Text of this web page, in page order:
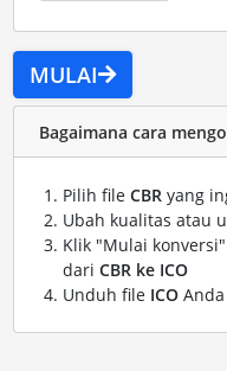
MULAI
Bagaimana cara
Pilih file CBRyang
Ubah kualitas atau
Klik "Mulai
dari CBR ke ICO
Unduh file ICOAnda